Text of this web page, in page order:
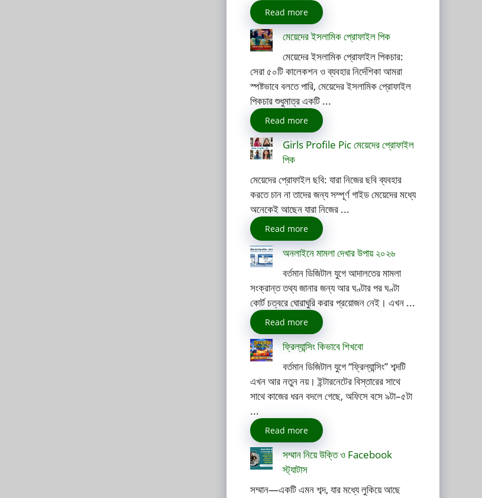
Read more
মেয়েদের ইসলামিক প্রোফাইল পিক
মেয়েদের ইসলামিক প্রোফাইল পিকচার:
সেরা ৫০টি কালেকশন ও ব্যবহার নির্দেশিকা আমরা
স্পষ্টভাবে বলতে পারি, মেয়েদের ইসলামিক প্রোফাইল
পিকচার শুধুমাত্র একটি ...
Read more
Girls Profile Pic মেয়েদের প্রোফাইল
পিক
মেয়েদের প্রোফাইল ছবি: যারা নিজের ছবি ব্যবহার
করতে চান না তাদের জন্য সম্পূর্ণ গাইড মেয়েদের মধ্যে
অনেকেই আছেন যারা নিজের ...
Read more
অনলাইনে মামলা দেখার উপায় ২০২৬
বর্তমান ডিজিটাল যুগে আদালতের মামলা
সংক্রান্ত তথ্য জানার জন্য আর ঘণ্টার পর ঘণ্টা
কোর্ট চত্বরে ঘোরাঘুরি করার প্রয়োজন নেই। এখন ...
Read more
ফ্রিল্যান্সিং কিভাবে শিখবো
বর্তমান ডিজিটাল যুগে “ফ্রিল্যান্সিং” শব্দটি
এখন আর নতুন নয়। ইন্টারনেটের বিস্তারের সাথে
সাথে কাজের ধরন বদলে গেছে, অফিসে বসে ৯টা–৫টা
...
Read more
সম্মান নিয়ে উক্তি ও Facebook
স্ট্যাটাস
সম্মান—একটি এমন শব্দ, যার মধ্যে লুকিয়ে আছে